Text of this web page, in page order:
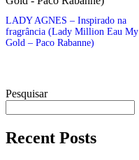
LADY AGNES – Inspirado na
fragrância (Lady Million Eau My
Gold – Paco Rabanne)
Pesquisar
Recent Posts